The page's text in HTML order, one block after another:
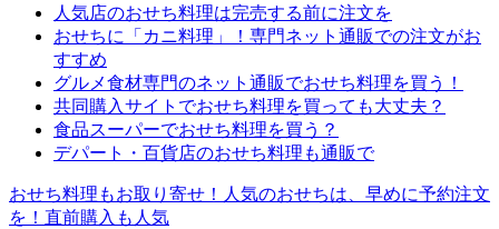
人気店のおせち料理は完売する前に注文を
おせちに「カニ料理」！専門ネット通販での注文がお
すすめ
グルメ食材専門のネット通販でおせち料理を買う！
共同購入サイトでおせち料理を買っても大丈夫？
食品スーパーでおせち料理を買う？
デパート・百貨店のおせち料理も通販で
おせち料理もお取り寄せ！人気のおせちは、早めに予約注文
を！直前購入も人気